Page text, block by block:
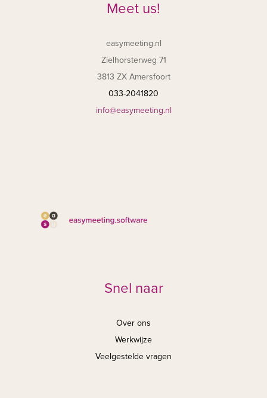
Meet us!
easymeeting.nl
Zielhorsterweg 71
3813 ZX Amersfoort
033-2041820
info@easymeeting.nl
Snel naar
Over ons
Werkwijze
Veelgestelde vragen